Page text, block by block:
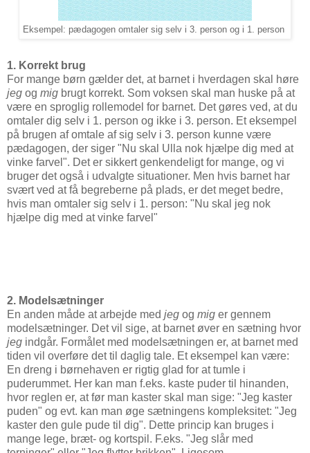
Eksempel: pædagogen omtaler sig selv i 3. person og i 1. person
1. Korrekt brug
For mange børn gælder det, at barnet i hverdagen skal høre
jeg og mig brugt korrekt. Som voksen skal man huske på at
være en sproglig rollemodel for barnet. Det gøres ved, at du
omtaler dig selv i 1. person og ikke i 3. person. Et eksempel
på brugen af omtale af sig selv i 3. person kunne være
pædagogen, der siger "Nu skal Ulla nok hjælpe dig med at
vinke farvel". Det er sikkert genkendeligt for mange, og vi
bruger det også i udvalgte situationer. Men hvis barnet har
svært ved at få begreberne på plads, er det meget bedre,
hvis man omtaler sig selv i 1. person: "Nu skal jeg nok
hjælpe dig med at vinke farvel"
2. Modelsætninger
En anden måde at arbejde med jeg og mig er gennem
modelsætninger. Det vil sige, at barnet øver en sætning hvor
jeg indgår. Formålet med modelsætningen er, at barnet med
tiden vil overføre det til daglig tale. Et eksempel kan være:
En dreng i børnehaven er rigtig glad for at tumle i
puderummet. Her kan man f.eks. kaste puder til hinanden,
hvor reglen er, at før man kaster skal man sige: "Jeg kaster
puden" og evt. kan man øge sætningens kompleksitet: "Jeg
kaster den gule pude til dig". Dette princip kan bruges i
mange lege, bræt- og kortspil. F.eks. "Jeg slår med